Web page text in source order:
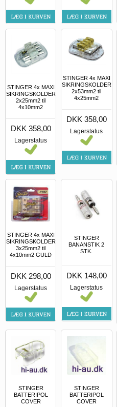
STINGER 4x MAXI
SIKRINGSKOLDER
2x25mm2 til
4x10mm2
DKK 358,00
Lagerstatus
STINGER 4x MAXI
SIKRINGSKOLDER
2x53mm2 til
4x25mm2
DKK 358,00
Lagerstatus
STINGER 4x MAXI
SIKRINGSKOLDER
3x25mm2 til
4x10mm2 GULD
DKK 298,00
Lagerstatus
STINGER
BANANSTIK 2
STK.
DKK 148,00
Lagerstatus
STINGER
BATTERIPOL
COVER
STINGER
BATTERIPOL
COVER